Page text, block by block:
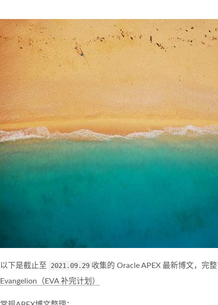
以下是截止至 2021.09.29 收集的 Oracle APEX 最新博文，完
Evangelion（EVA 补完计划）